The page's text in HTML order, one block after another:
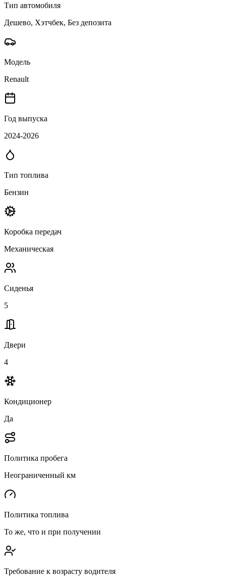
Тип автомобиля
Дешево, Хэтчбек, Без депозита
Модель
Renault
Год выпуска
2024-2026
Тип топлива
Бензин
Коробка передач
Механическая
Сиденья
5
Двери
4
Кондиционер
Да
Политика пробега
Неограниченный км
Политика топлива
То же, что и при получении
Требование к возрасту водителя